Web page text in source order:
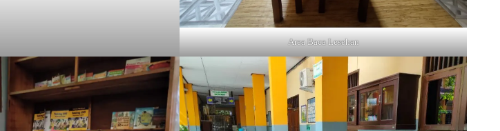
Area Baca Lesehan